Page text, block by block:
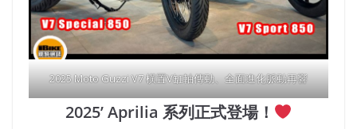
2025 Moto Guzzi V7 橫置V缸軸傳動、全面進化脈動再響
2025’ Aprilia 系列正式登場！